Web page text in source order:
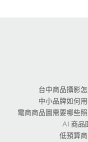
台中商品攝影
中小品牌如何
電商商品圖需要哪些
AI 商品
低預算